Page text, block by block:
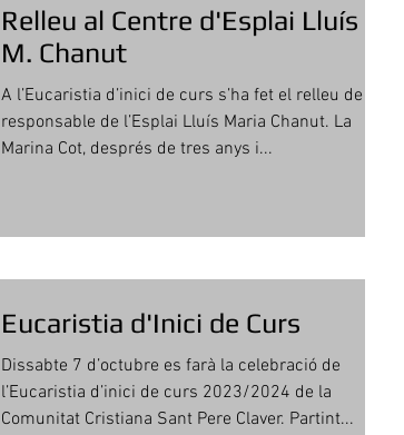
Relleu al Centre d'Esplai Lluís
M. Chanut
A l’Eucaristia d’inici de curs s’ha fet el relleu de la
responsable de l’Esplai Lluís Maria Chanut. La
Marina Cot, després de tres anys i...
Eucaristia d'Inici de Curs
Dissabte 7 d’octubre es farà la celebració de
l’Eucaristia d’inici de curs 2023/2024 de la
Comunitat Cristiana Sant Pere Claver. Partint...